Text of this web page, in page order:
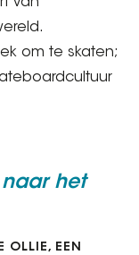
om te skaten;
het
OLLIE, EEN